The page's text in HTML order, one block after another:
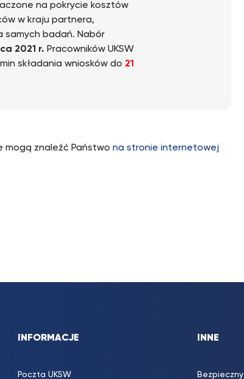
na pokrycie kosztów
w kraju partnera,
samych badań. Nabór
2021 r. Pracowników UKSW
składania wniosków do 21
mogą znaleźć Państwo na stronie internetowej
INFORMACJE
Poczta UKSW
INNE